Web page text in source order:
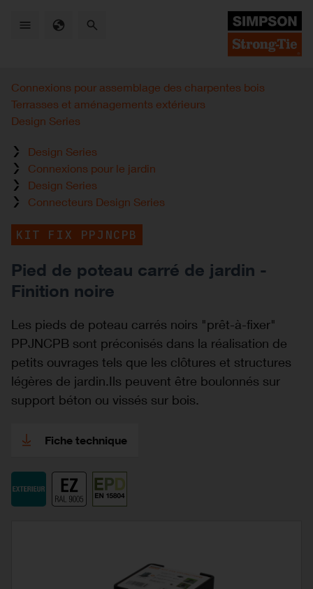
Connexions pour assemblage des charpentes bois
Terrasses et aménagements extérieurs
Design Series
Design Series
Connexions pour le jardin
Design Series
Connecteurs Design Series
KIT FIX PPJNCPB
Pied de poteau carré de jardin -
Finition noire
Les pieds de poteau carrés noirs "prêt-à-fixer"
PPJNCPB sont préconisés dans la réalisation de
petits ouvrages tels que les clôtures et structures
légères de jardin.Ils peuvent être boulonnés sur
support béton ou vissés sur bois.
Fiche technique